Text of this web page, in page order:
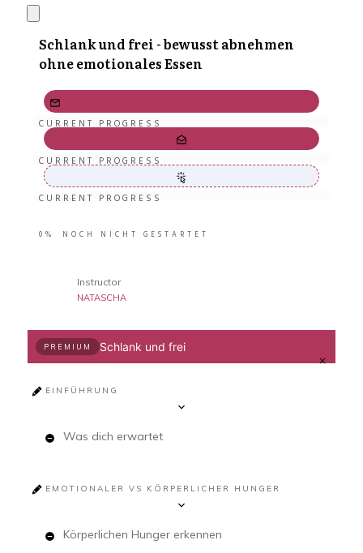
Schlank und frei - bewusst abnehmen
ohne emotionales Essen
CURRENT PROGRESS
CURRENT PROGRESS
CURRENT PROGRESS
0% NOCH NICHT GESTARTET
Instructor
NATASCHA
PREMIUM Schlank und frei
EINFÜHRUNG
Was dich erwartet
EMOTIONALER VS KÖRPERLICHER HUNGER
Körperlichen Hunger erkennen